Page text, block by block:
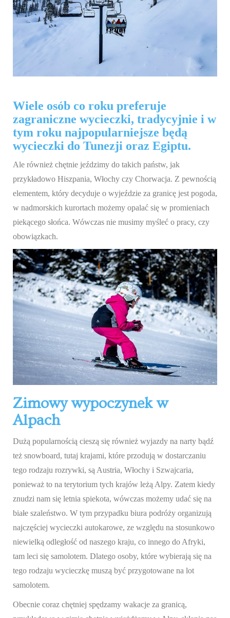
Wiele osób co roku preferuje
zagraniczne wycieczki, tradycyjnie i w
tym roku najpopularniejsze będą
wycieczki do Tunezji oraz Egiptu.
Ale również chętnie jeździmy do takich państw, jak
przykładowo Hiszpania, Włochy czy Chorwacja. Z pewnością
elementem, który decyduje o wyjeździe za granicę jest pogoda,
w nadmorskich kurortach możemy opalać się w promieniach
piekącego słońca. Wówczas nie musimy myśleć o pracy, czy
obowiązkach.
Zimowy wypoczynek w
Alpach
Dużą popularnością cieszą się również wyjazdy na narty bądź
też snowboard, tutaj krajami, które przodują w dostarczaniu
tego rodzaju rozrywki, są Austria, Włochy i Szwajcaria,
ponieważ to na terytorium tych krajów leżą Alpy. Zatem kiedy
znudzi nam się letnia spiekota, wówczas możemy udać się na
białe szaleństwo. W tym przypadku biura podróży organizują
najczęściej wycieczki autokarowe, ze względu na stosunkowo
niewielką odległość od naszego kraju, co innego do Afryki,
tam leci się samolotem. Dlatego osoby, które wybierają się na
tego rodzaju wycieczkę muszą być przygotowane na lot
samolotem.
Obecnie coraz chętniej spędzamy wakacje za granicą,